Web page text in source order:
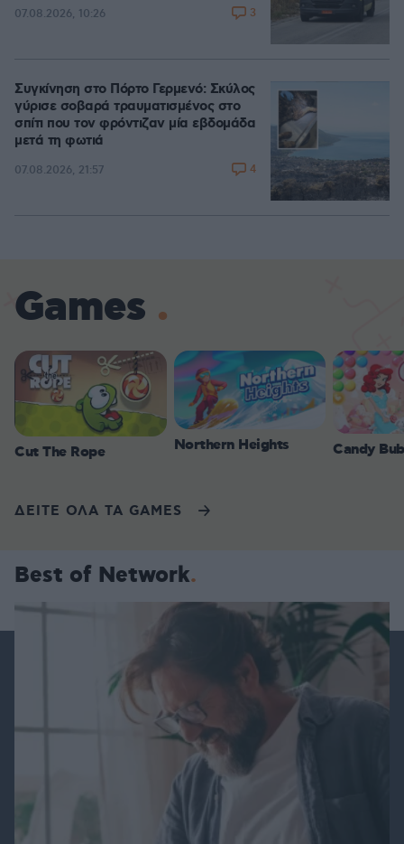
07.08.2026, 10:26 3
Συγκίνηση στο Πόρτο Γερμενό: Σκύλος
γύρισε σοβαρά τραυματισμένος στο
σπίτι που τον φρόντιζαν μία εβδομάδα
μετά τη φωτιά
07.08.2026, 21:57 4
Games
Cut The Rope Northern Heights Candy
ΔΕΙΤΕ ΟΛΑ ΤΑ GAMES
Best of Network